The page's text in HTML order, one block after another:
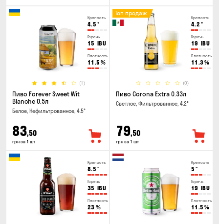
Крепость
4.5 °
Горечь
15 IBU
Плотность
11.5 %
(1)
Пиво Forever Sweet Wit
Blanche 0.5л
Белое, Нефильтрованное, 4.5°
83,50
грн за 1 шт
Крепость
4.2 °
Горечь
19 IBU
Плотность
11.3%
(0)
Топ продаж
Пиво Corona Extra 0.33л
Светлое, Фильтрованное, 4.2°
79,50
грн за 1 шт
Крепость
8.5 °
Горечь
35 IBU
Плотность
23 %
Крепость
5 °
Горечь
19 IBU
Плотность
11.5 %